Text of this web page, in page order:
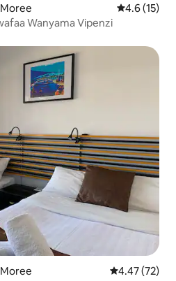
Ukadiriaji
4.6 (15)
Wanyama Vipenzi
Ukadiriaji wa
4.47 (72)